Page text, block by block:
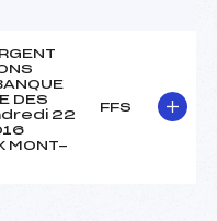
DES
22
MONT-
FFS